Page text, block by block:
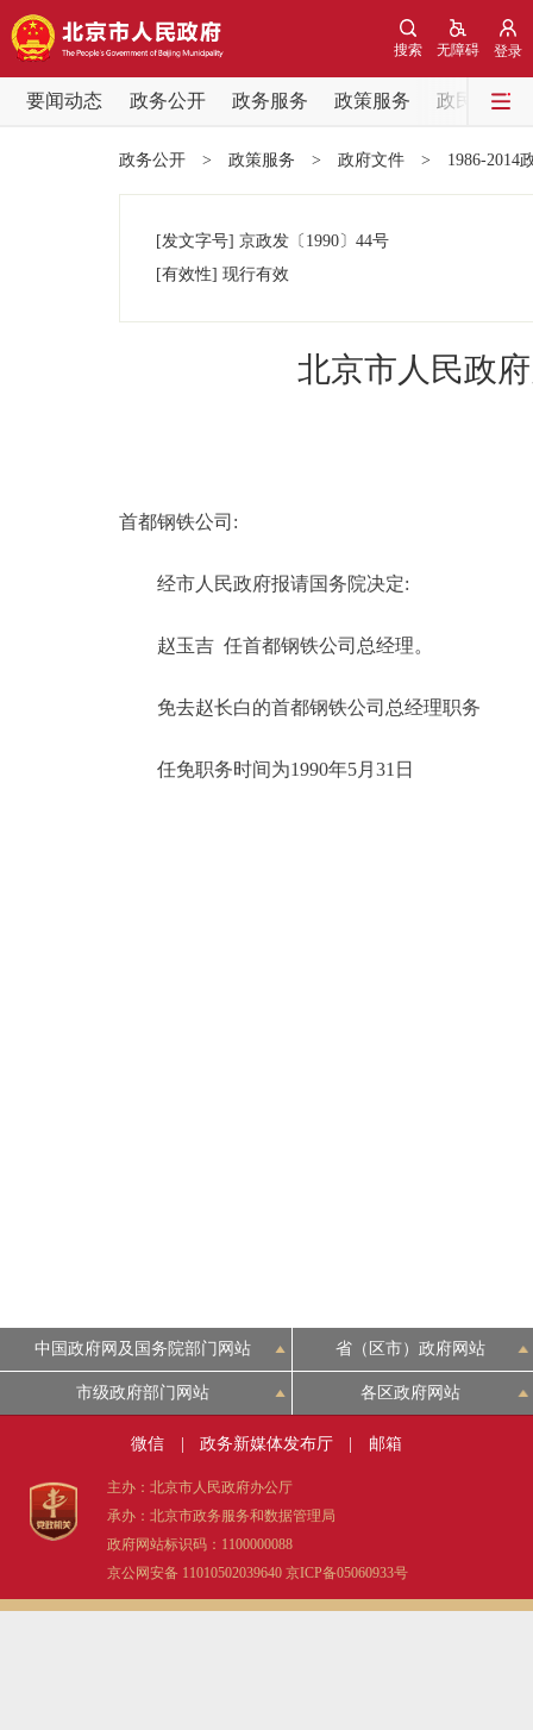
登录
无障碍
搜索
要闻动态 政务公开 政务服务 政策服务
政民互动
党中央精神
政策兑现
决策公开
政务服务
个人服务
ENGLISH
DEUTSCH
ITALIANO
政务公开 > 政策服务 > 政府文件 > 1986-2014
[发文字号] 京政发 〔1990〕 44号
[有效性] 现行有效
北京市人民政
首都钢铁公司:
经市人民政府报请国务院决定:
赵玉吉 任首都钢铁公司总经理。
免去赵长白的首都钢铁公司总经理职务
任免职务时间为1990年5月31日
中国政府网及国务院部门网站 省（区市）政府网站
市级政府部门网站 各区政府网站
微信 政务新媒体发布厅 邮箱
主办：北京市人民政府办公厅
承办：北京市政务服务和数据管理局
政府网站标识码：1100000088
京公网安备 11010502039640 京ICP备05060933号